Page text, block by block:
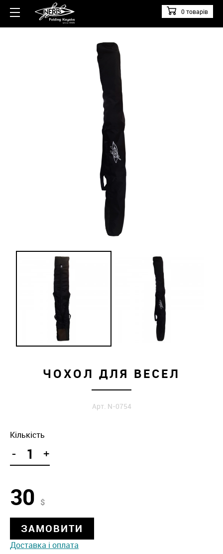
0 товарів
ЧОХОЛ ДЛЯ ВЕСЕЛ
Арт. N-0754
Кількість
- +
30 $
ЗАМОВИТИ
Доставка і оплата